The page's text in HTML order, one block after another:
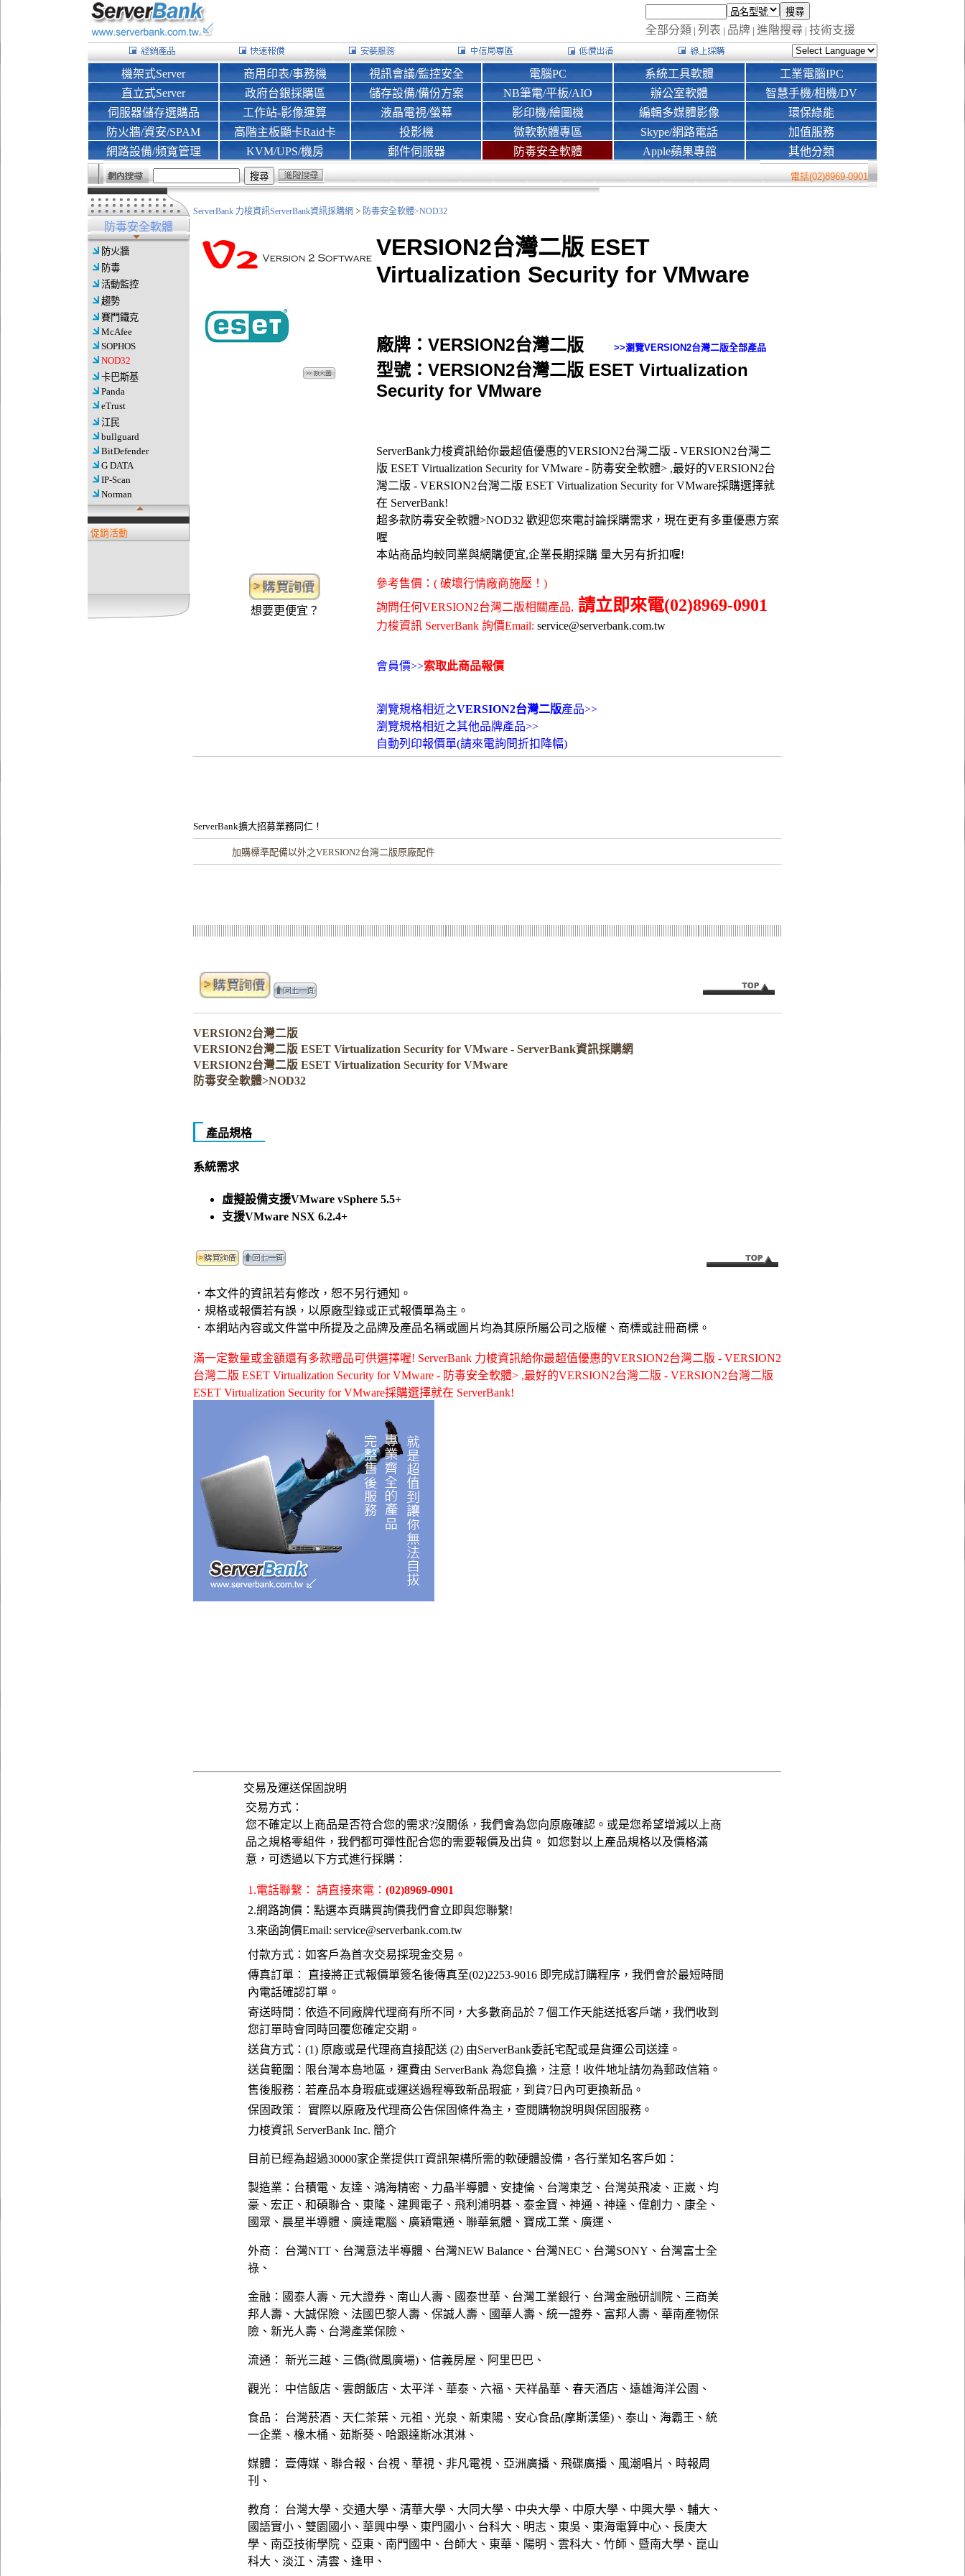
全部分類 | 列表 | 品牌 | 進階搜尋 | 技術支援
機架式Server
直立式Server
伺服器儲存選購品
防火牆/資安/SPAM
網路設備/頻寬管理
商用印表/事務機
政府台銀採購區
工作站-影像運算
高階主板顯卡Raid卡
KVM/UPS/機房
視訊會議/監控安全
儲存設備/備份方案
液晶電視/螢幕
投影機
郵件伺服器
電腦PC
NB筆電/平板/AIO
影印機/繪圖機
微軟軟體專區
防毒安全軟體
系統工具軟體
辦公室軟體
編輯多媒體影像
Skype/網路電話
Apple蘋果專館
工業電腦IPC
智慧手機/相機/DV
環保綠能
加值服務
其他分類
電話(02)8969-0901
防毒安全軟體
防火牆
防毒
活動監控
趨勢
賽門鐵克
McAfee
SOPHOS
NOD32
卡巴斯基
Panda
eTrust
江民
bullguard
BitDefender
G DATA
IP-Scan
Norman
促銷活動
ServerBank 力梭資訊ServerBank資訊採購網 > 防毒安全軟體>NOD32
VERSION2台灣二版 ESET
Virtualization Security for VMware
廠牌：VERSION2台灣二版 >>瀏覽VERSION2台灣二版全部產品
型號：VERSION2台灣二版 ESET Virtualization
Security for VMware
ServerBank力梭資訊給你最超值優惠的VERSION2台灣二版 - VERSION2台灣二
版 ESET Virtualization Security for VMware - 防毒安全軟體> ,最好的VERSION2台
灣二版 - VERSION2台灣二版 ESET Virtualization Security for VMware採購選擇就
在 ServerBank!
超多款防毒安全軟體>NOD32 歡迎您來電討論採購需求，現在更有多重優惠方案
喔
本站商品均較同業與網購便宜,企業長期採購 量大另有折扣喔!
想要更便宜？
參考售價：( 破壞行情廠商施壓！)
詢問任何VERSION2台灣二版相關產品, 請立即來電(02)8969-0901
力梭資訊 ServerBank 詢價Email: service@serverbank.com.tw
會員價>>索取此商品報價
瀏覽規格相近之VERSION2台灣二版產品>>
瀏覽規格相近之其他品牌產品>>
自動列印報價單(請來電詢問折扣降幅)
ServerBank擴大招募業務同仁！
加購標準配備以外之VERSION2台灣二版原廠配件
VERSION2台灣二版
VERSION2台灣二版 ESET Virtualization Security for VMware - ServerBank資訊採購網
VERSION2台灣二版 ESET Virtualization Security for VMware
防毒安全軟體>NOD32
產品規格
系統需求
虛擬設備支援VMware vSphere 5.5+
支援VMware NSX 6.2.4+
．本文件的資訊若有修改，恕不另行通知。
．規格或報價若有誤，以原廠型錄或正式報價單為主。
．本網站內容或文件當中所提及之品牌及產品名稱或圖片均為其原所屬公司之版權、商標或註冊商標。
滿一定數量或金額還有多款贈品可供選擇喔! ServerBank 力梭資訊給你最超值優惠的VERSION2台灣二版 - VERSION2
台灣二版 ESET Virtualization Security for VMware - 防毒安全軟體> ,最好的VERSION2台灣二版 - VERSION2台灣二版
ESET Virtualization Security for VMware採購選擇就在 ServerBank!
交易及運送保固說明
交易方式：
您不確定以上商品是否符合您的需求?沒關係，我們會為您向原廠確認。或是您希望增減以上商
品之規格零組件，我們都可彈性配合您的需要報價及出貨。 如您對以上產品規格以及價格滿
意，可透過以下方式進行採購：
1.電話聯繫： 請直接來電： (02)8969-0901
2.網路詢價：點選本頁購買詢價我們會立即與您聯繫!
3.來函詢價Email: service@serverbank.com.tw
付款方式：如客戶為首次交易採現金交易。
傳真訂單： 直接將正式報價單簽名後傳真至(02)2253-9016 即完成訂購程序，我們會於最短時間
內電話確認訂單。
寄送時間：依造不同廠牌代理商有所不同，大多數商品於 7 個工作天能送抵客戶端，我們收到
您訂單時會同時回覆您確定交期。
送貨方式：(1) 原廠或是代理商直接配送 (2) 由ServerBank委託宅配或是貨運公司送達。
送貨範圍：限台灣本島地區，運費由 ServerBank 為您負擔，注意！收件地址請勿為郵政信箱。
售後服務：若產品本身瑕疵或運送過程導致新品瑕疵，到貨7日內可更換新品。
保固政策： 實際以原廠及代理商公告保固條件為主，查閱購物說明與保固服務。
力梭資訊 ServerBank Inc. 簡介
目前已經為超過30000家企業提供IT資訊架構所需的軟硬體設備，各行業知名客戶如：
製造業：台積電、友達、鴻海精密、力晶半導體、安捷倫、台灣東芝、台灣英飛凌、正崴、均
豪、宏正、和碩聯合、東隆、建興電子、飛利浦明碁、泰金寶、神通、神達、偉創力、康全、
國眾、晨星半導體、廣達電腦、廣穎電通、聯華氣體、寶成工業、廣運、
外商： 台灣NTT、台灣意法半導體、台灣NEW Balance、台灣NEC、台灣SONY、台灣富士全
祿、
金融：國泰人壽、元大證券、南山人壽、國泰世華、台灣工業銀行、台灣金融研訓院、三商美
邦人壽、大誠保險、法國巴黎人壽、保誠人壽、國華人壽、統一證券、富邦人壽、華南產物保
險、新光人壽、台灣產業保險、
流通： 新光三越、三僑(微風廣場)、信義房屋、阿里巴巴、
觀光： 中信飯店、雲朗飯店、太平洋、華泰、六福、天祥晶華、春天酒店、遠雄海洋公園、
食品： 台灣菸酒、天仁茶葉、元祖、光泉、新東陽、安心食品(摩斯漢堡)、泰山、海霸王、統
一企業、橡木桶、茹斯葵、哈跟達斯冰淇淋、
媒體： 壹傳媒、聯合報、台視、華視、非凡電視、亞洲廣播、飛碟廣播、風潮唱片、時報周
刊、
教育： 台灣大學、交通大學、清華大學、大同大學、中央大學、中原大學、中興大學、輔大、
國語實小、雙園國小、華興中學、東門國小、台科大、明志、東吳、東海電算中心、長庚大
學、南亞技術學院、亞東、南門國中、台師大、東華、陽明、雲科大、竹師、暨南大學、崑山
科大、淡江、清雲、逢甲、